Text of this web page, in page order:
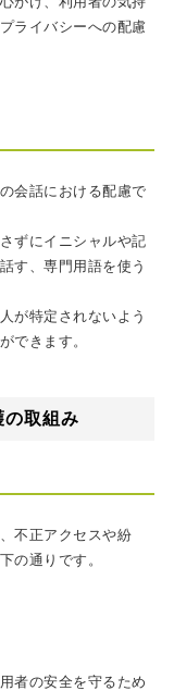
ライバシーへの配慮
会話における配慮で
ずにイニシャルや記
す、専門用語を使う
が特定されないよう
できます。
の取組み
不正アクセスや紛
の通りです。
者の安全を守るため